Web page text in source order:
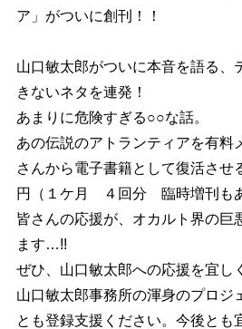
ア」がついに創刊！！
山口敏太郎がついに本音を語る、
きないネタを連発！
あまりに危険すぎる○○な話。
あの伝説のアトランティアを有料
さんから電子書籍として復活させ
円（１ケ月 ４回分 臨時増刊もあ
皆さんの応援が、オカルト界の巨
ます…!!
ぜひ、山口敏太郎への応援を宜し
山口敏太郎事務所の渾身のプロジ
とも登録支援ください。今後とも